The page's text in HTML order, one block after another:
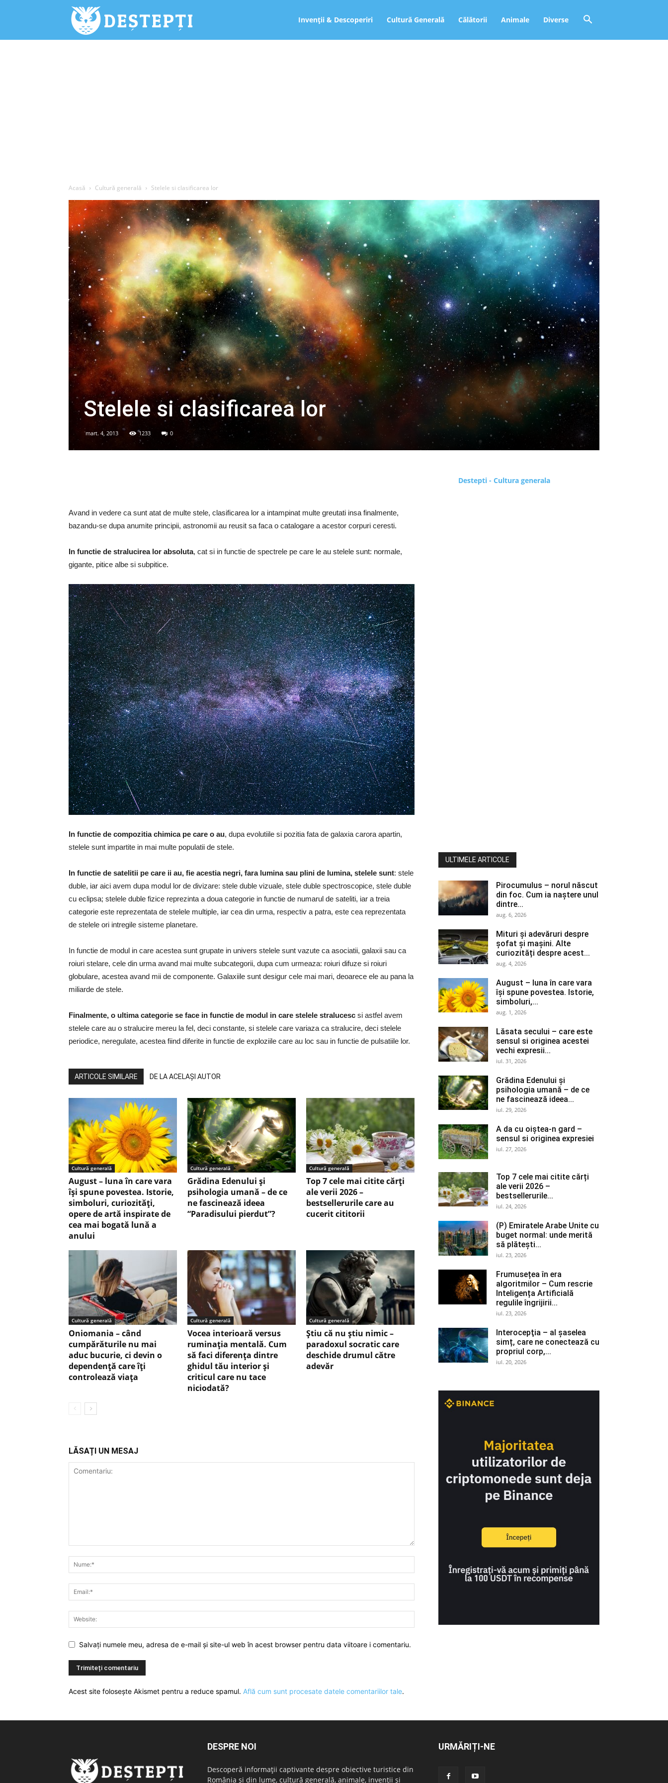
Deștepți.ro Invenții & Descoperiri Cultură Generală Călătorii Animale Diverse
Acasă Cultură generală Stelele si clasificarea lor
Stelele si clasificarea lor
mart. 4, 2013 1233 0
Avand in vedere ca sunt atat de multe stele, clasificarea lor a intampinat multe greutati insa finalmente,
bazandu-se dupa anumite principii, astronomii au reusit sa faca o catalogare a acestor corpuri ceresti.
In functie de stralucirea lor absoluta, cat si in functie de spectrele pe care le au stelele sunt: normale,
gigante, pitice albe si subpitice.
In functie de compozitia chimica pe care o au, dupa evolutiile si pozitia fata de galaxia carora apartin,
stelele sunt impartite in mai multe populatii de stele.
In functie de satelitii pe care ii au, fie acestia negri, fara lumina sau plini de lumina, stelele sunt: stele
duble, iar aici avem dupa modul lor de divizare: stele duble vizuale, stele duble spectroscopice, stele duble
cu eclipsa; stelele duble fizice reprezinta a doua categorie in functie de numarul de sateliti, iar a treia
categorie este reprezentata de stelele multiple, iar cea din urma, respectiv a patra, este cea reprezentata
de stelele ori intregile sisteme planetare.
In functie de modul in care acestea sunt grupate in univers stelele sunt vazute ca asociatii, galaxii sau ca
roiuri stelare, cele din urma avand mai multe subcategorii, dupa cum urmeaza: roiuri difuze si roiuri
globulare, acestea avand mii de componente. Galaxiile sunt desigur cele mai mari, deoarece ele au pana la
miliarde de stele.
Finalmente, o ultima categorie se face in functie de modul in care stelele stralucesc si astfel avem
stelele care au o stralucire mereu la fel, deci constante, si stelele care variaza ca stralucire, deci stelele
periodice, neregulate, acestea fiind diferite in functie de exploziile care au loc sau in functie de pulsatiile lor.
ARTICOLE SIMILARE DE LA ACELAȘI AUTOR
Cultură generală
August – luna în care vara
își spune povestea. Istorie,
simboluri, curiozități,
opere de artă inspirate de
cea mai bogată lună a
anului
Cultură generală
Grădina Edenului și
psihologia umană – de ce
ne fascinează ideea
“Paradisului pierdut”?
Cultură generală
Top 7 cele mai citite cărți
ale verii 2026 –
bestsellerurile care au
cucerit cititorii
Cultură generală
Oniomania – când
cumpărăturile nu mai
aduc bucurie, ci devin o
dependență care îți
controlează viața
Cultură generală
Vocea interioară versus
ruminaţia mentală. Cum
să faci diferența dintre
ghidul tău interior și
criticul care nu tace
niciodată?
Cultură generală
Ştiu că nu ştiu nimic –
paradoxul socratic care
deschide drumul către
adevăr
LĂSAȚI UN MESAJ
Salvați numele meu, adresa de e-mail și site-ul web în acest browser pentru data viitoare i comentariu.
Acest site folosește Akismet pentru a reduce spamul. Află cum sunt procesate datele comentariilor tale.
Destepti - Cultura generala
ULTIMELE ARTICOLE
Pirocumulus – norul născut
din foc. Cum ia naștere unul
dintre...
aug. 6, 2026
Mituri și adevăruri despre
șofat și mașini. Alte
curiozități despre acest...
aug. 4, 2026
August – luna în care vara
își spune povestea. Istorie,
simboluri,...
aug. 1, 2026
Lăsata secului – care este
sensul si originea acestei
vechi expresii...
iul. 31, 2026
Grădina Edenului și
psihologia umană – de ce
ne fascinează ideea...
iul. 29, 2026
A da cu oiștea-n gard –
sensul si originea expresiei
iul. 27, 2026
Top 7 cele mai citite cărți
ale verii 2026 –
bestsellerurile...
iul. 24, 2026
(P) Emiratele Arabe Unite cu
buget normal: unde merită
să plătești...
iul. 23, 2026
Frumusețea în era
algoritmilor – Cum rescrie
Inteligența Artificială
regulile îngrijirii...
iul. 23, 2026
Interocepţia – al șaselea
simț, care ne conectează cu
propriul corp,...
iul. 20, 2026
DESPRE NOI
Descoperă informații captivante despre obiective turistice din
România și din lume, cultură generală, animale, invenții și
URMĂRIȚI-NE